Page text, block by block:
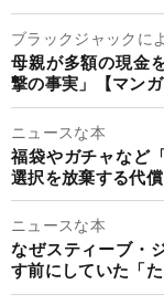
ブラックジャックに
母親が多額の現金
撃の事実」【マンガ
ニュースな本
福袋やガチャなど
選択を放棄する代
ニュースな本
なぜスティーブ・
す前にしていた「